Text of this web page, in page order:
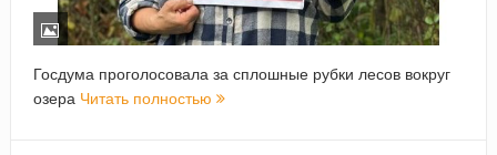
Госдума проголосовала за сплошные рубки лесов вокруг
озера Читать полностью